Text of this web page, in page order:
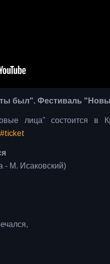
ты был". Фестиваль
лица" состоится
- М. Исаковский)